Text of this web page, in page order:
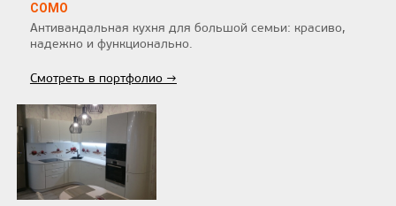
COMO
Антивандальная кухня для большой семьи: красиво,
надежно и функционально.
Смотреть в портфолио →